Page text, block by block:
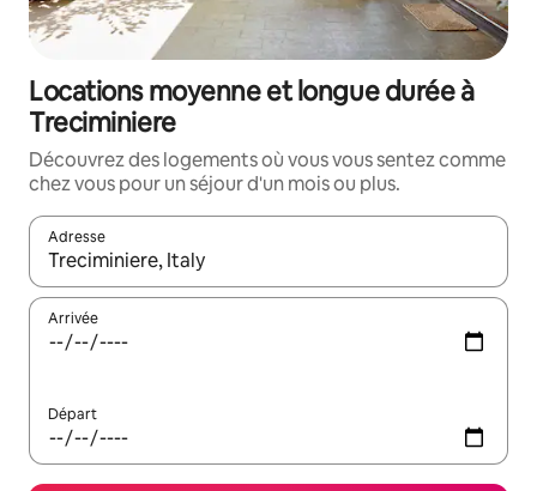
Locations moyenne et longue durée à
Treciminiere
Découvrez des logements où vous vous sentez comme
chez vous pour un séjour d'un mois ou plus.
Adresse
Lorsque les résultats s'affichent, utilisez les flèches vers le
Arrivée
Départ